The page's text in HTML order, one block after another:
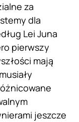
za
dla
Lei Juna
pierwszy
mają
jeszcze